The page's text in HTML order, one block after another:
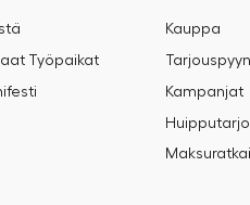
Työpaikat
Kauppa
Kampanjat